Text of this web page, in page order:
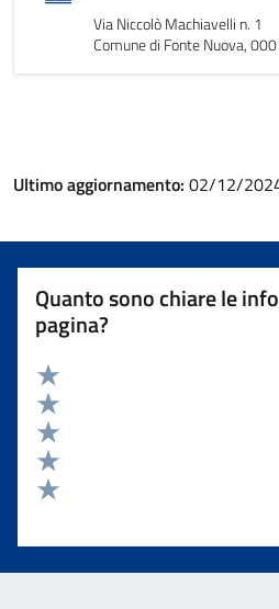
Via Niccolò Machiavelli n. 1
Comune di Fonte Nuova,
Ultimo aggiornamento: 02/12/
Quanto sono chiare le
pagina?
Valuta 5 stelle su 5
Valuta 4 stelle su 5
Valuta 3 stelle su 5
Valuta 2 stelle su 5